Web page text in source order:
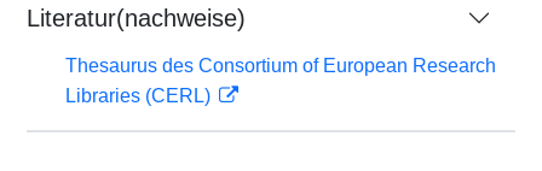
Literatur(nachweise)
Thesaurus des Consortium of European Research
Libraries (CERL)